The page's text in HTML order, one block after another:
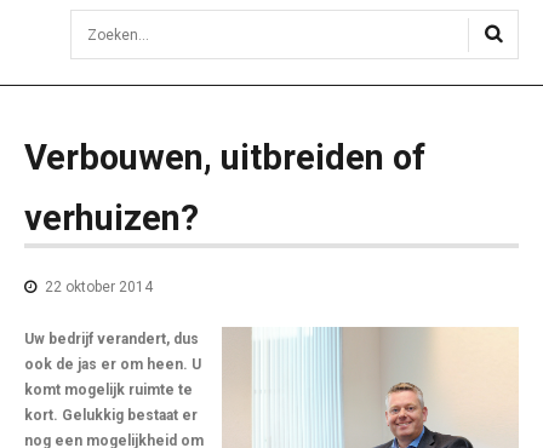
sisea.search
Verbouwen, uitbreiden of
verhuizen?
22 oktober 2014
Uw bedrijf verandert, dus
ook de jas er om heen. U
komt mogelijk ruimte te
kort. Gelukkig bestaat er
nog een mogelijkheid om